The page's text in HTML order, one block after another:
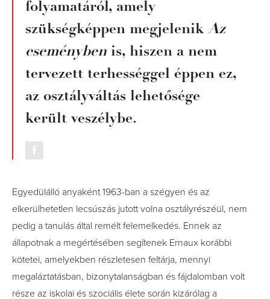
folyamatáról, amely
szükségképpen megjelenikAz
eseményben is, hiszen a nem
tervezett terhességgel éppen ez,
az osztályváltás lehetősége
került veszélybe.
Egyedülálló anyaként 1963-ban a szégyen és az
elkerülhetetlen lecsúszás jutott volna osztályrészéül, nem
pedig a tanulás által remélt felemelkedés. Ennek az
állapotnak a megértésében segítenek Ernaux korábbi
kötetei, amelyekben részletesen feltárja, mennyi
megaláztatásban, bizonytalanságban és fájdalomban volt
része az iskolai és szociális élete során kizárólag a